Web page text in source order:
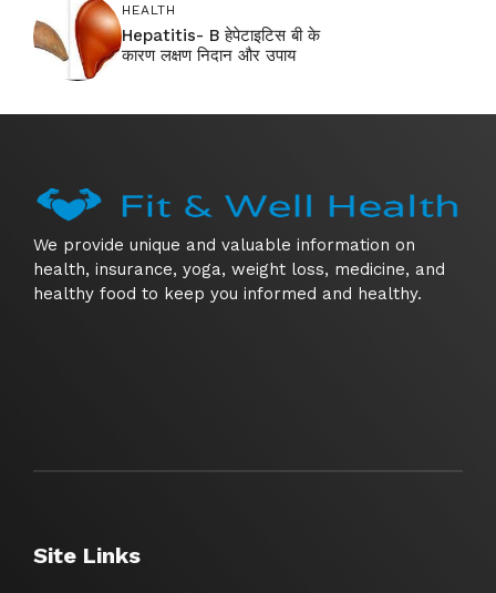
HEALTH
Hepatitis- B हेपेटाइटिस बी के
कारण लक्षण निदान और उपाय
We provide unique and valuable information on
health, insurance, yoga, weight loss, medicine, and
healthy food to keep you informed and healthy.
Site Links